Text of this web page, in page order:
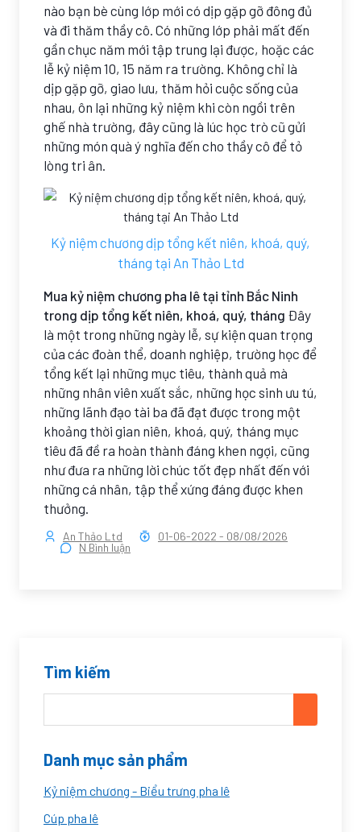
nào bạn bè cùng lớp mới có dịp gặp gỡ đông đủ
và đi thăm thầy cô. Có những lớp phải mất đến
gần chục năm mới tập trung lại được, hoặc các
lễ kỷ niệm 10, 15 năm ra trường. Không chỉ là
dịp gặp gỡ, giao lưu, thăm hỏi cuộc sống của
nhau, ôn lại những kỷ niệm khi còn ngồi trên
ghế nhà trường, đây cũng là lúc học trò cũ gửi
những món quà ý nghĩa đến cho thầy cô để tỏ
lòng tri ân.
Kỷ niệm chương dịp tổng kết niên, khoá, quý,
tháng tại An Thảo Ltd
Mua kỷ niệm chương pha lê tại tỉnh Bắc Ninh
trong dịp tổng kết niên, khoá, quý, tháng Đây
là một trong những ngày lễ, sự kiện quan trọng
của các đoàn thể, doanh nghiệp, trường học để
tổng kết lại những mục tiêu, thành quả mà
những nhân viên xuất sắc, những học sinh ưu tú,
những lãnh đạo tài ba đã đạt được trong một
khoảng thời gian niên, khoá, quý, tháng mục
tiêu đã đề ra hoàn thành đáng khen ngợi, cũng
như đưa ra những lời chúc tốt đẹp nhất đến với
những cá nhân, tập thể xứng đáng được khen
thưởng.
An Thảo Ltd 01-06-2022 - 08/08/2026
N Bình luận
Tìm kiếm
Danh mục sản phẩm
Kỷ niệm chương - Biểu trưng pha lê
Cúp pha lê